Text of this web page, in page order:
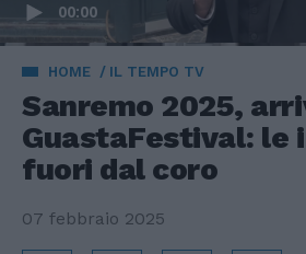
00:00
HOME IL TEMPO TV
Sanremo 2025,
GuastaFestival: le
fuori dal coro
07 febbraio 2025